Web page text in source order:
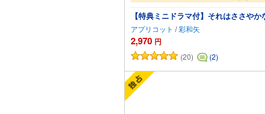
【特典ミニドラマ付】それはささや
アプリコット /彩和矢
2,970 円
(20) (2)